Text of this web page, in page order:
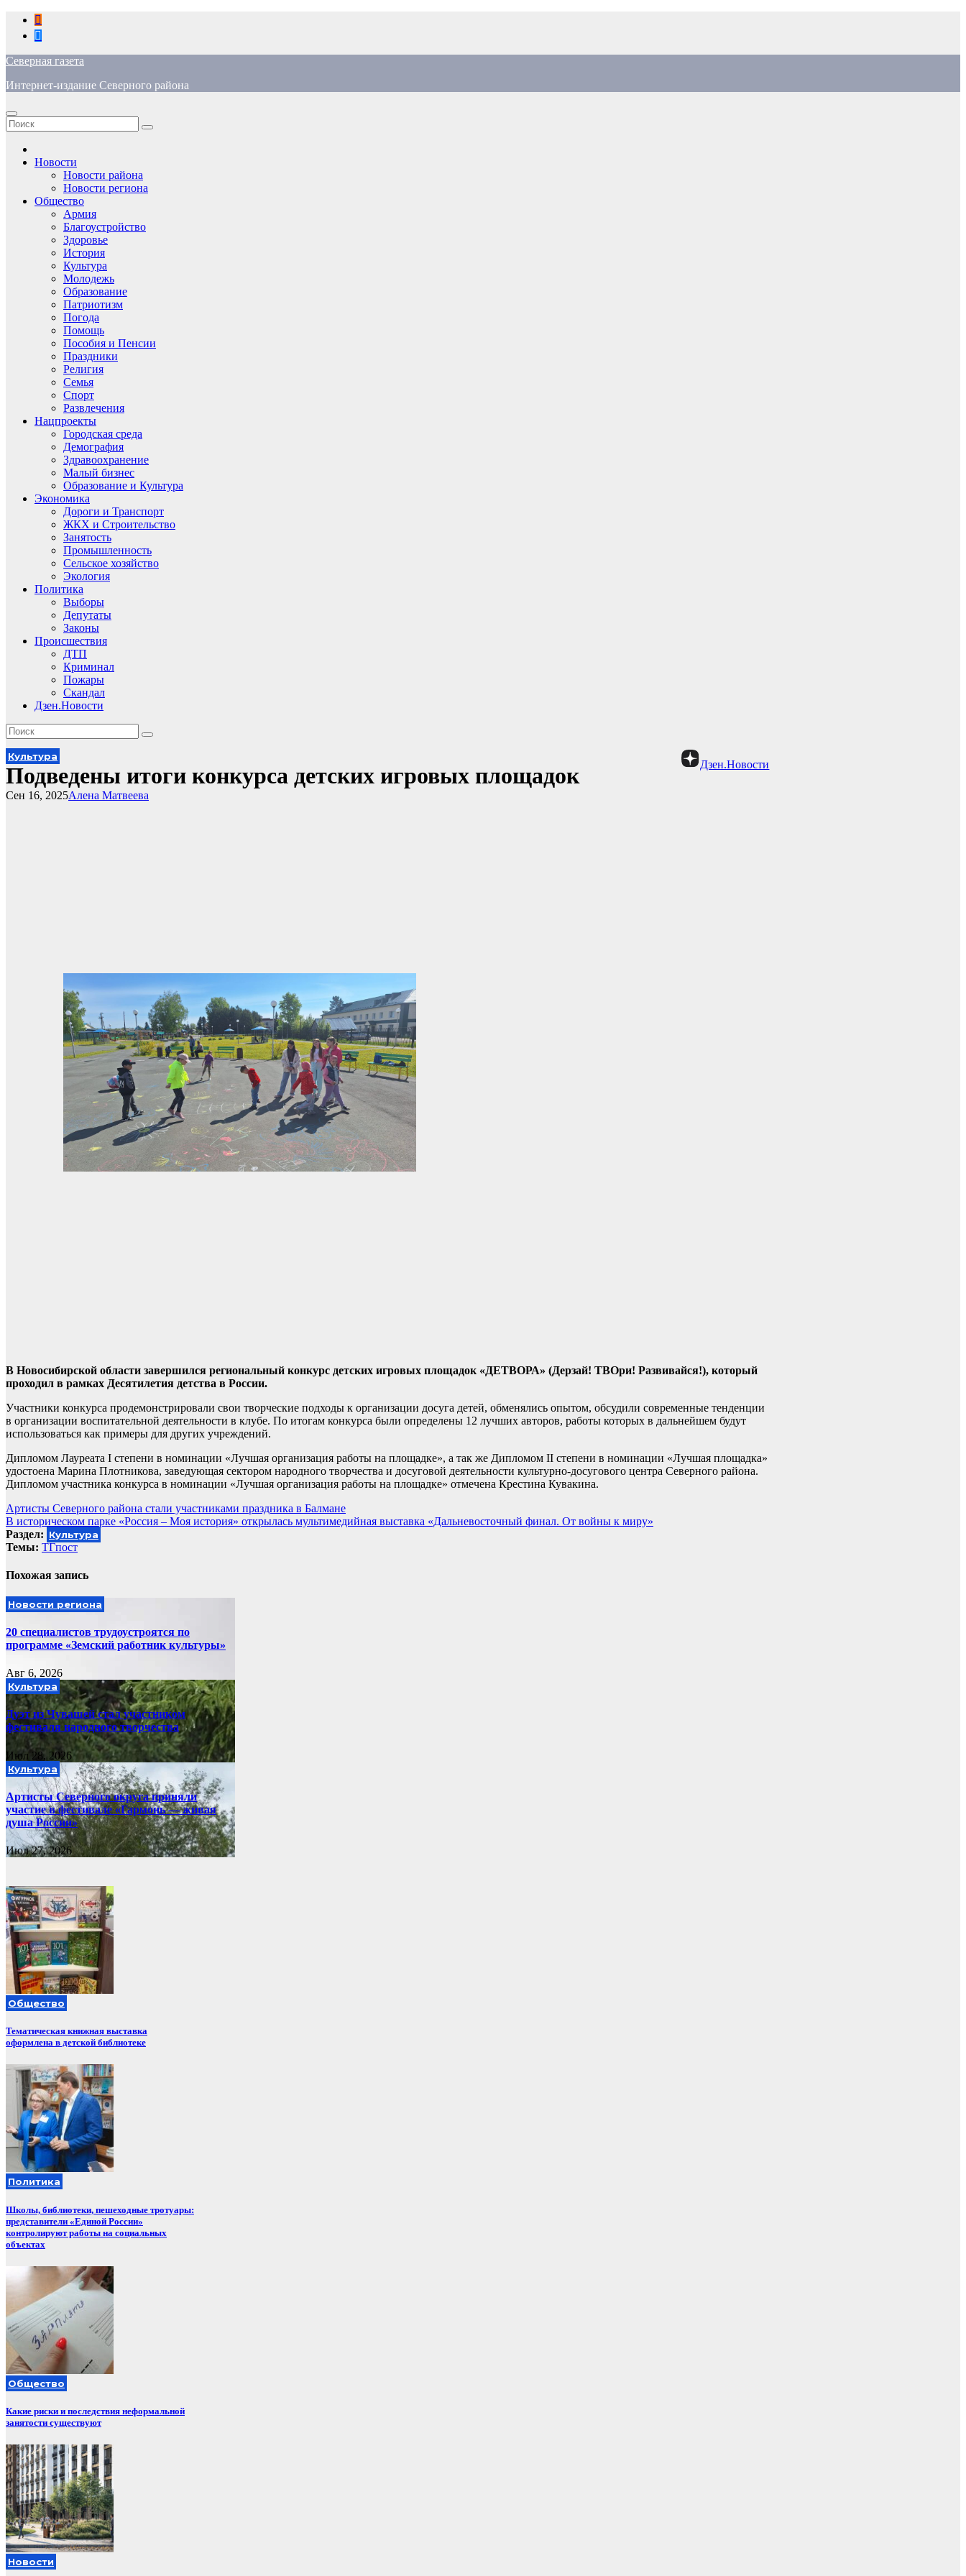
Перейти
содержимому
Северная газета
Интернет-издание Северного района
Новости
Новости района
Новости региона
Общество
Армия
Благоустройство
Здоровье
История
Культура
Молодежь
Образование
Патриотизм
Погода
Помощь
Пособия и Пенсии
Праздники
Религия
Семья
Спорт
Развлечения
Нацпроекты
Городская среда
Демография
Здравоохранение
Малый бизнес
Образование и Культура
Экономика
Дороги и Транспорт
ЖКХ и Строительство
Занятость
Промышленность
Сельское хозяйство
Экология
Политика
Выборы
Депутаты
Законы
Происшествия
ДТП
Криминал
Пожары
Скандал
Дзен.Новости
Дзен.Новости
Культура
Подведены итоги конкурса детских игровых площадок
Алена Матвеева
Сен 16, 2025
В Новосибирской области завершился региональный конкурс детских игровых площадок «ДЕТВОРА» (Дерзай! ТВОри! Развивайся!), который
проходил в рамках Десятилетия детства в России.
Участники конкурса продемонстрировали свои творческие подходы к организации досуга детей, обменялись опытом, обсудили современные тенденции
в организации воспитательной деятельности в клубе. По итогам конкурса были определены 12 лучших авторов, работы которых в дальнейшем будут
использоваться как примеры для других учреждений.
Дипломом Лауреата I степени в номинации «Лучшая организация работы на площадке», а так же Дипломом II степени в номинации «Лучшая площадка»
удостоена Марина Плотникова, заведующая сектором народного творчества и досуговой деятельности культурно-досугового центра Северного района.
Дипломом участника конкурса в номинации «Лучшая организация работы на площадке» отмечена Крестина Кувакина.
Навигация
по
записям
Артисты Северного района стали участниками праздника в Балмане
В историческом парке «Россия – Моя история» открылась мультимедийная выставка «Дальневосточный финал. От войны к миру»
Раздел: Культура
Темы: ТГпост
Похожая запись
Новости региона
20 специалистов трудоустроятся по
программе «Земский работник культуры»
Авг 6, 2026
Культура
Дуэт из Чувашей стал участником
фестиваля народного творчества
Июл 28, 2026
Культура
Артисты Северного округа приняли
участие в фестивале «Гармонь — живая
душа России»
Июл 27, 2026
Общество
Тематическая книжная выставка
оформлена в детской библиотеке
Политика
Школы, библиотеки, пешеходные тротуары:
представители «Единой России»
контролируют работы на социальных
объектах
Общество
Какие риски и последствия неформальной
занятости существуют
Новости